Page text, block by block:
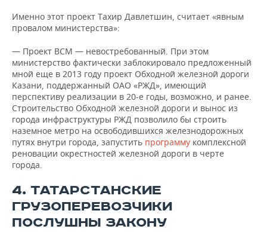
Именно этот проект Тахир Давлетшин, считает «явным
провалом министерства»:
— Проект ВСМ — невостребованный. При этом
министерство фактически заблокировало предложенный
мной еще в 2013 году проект Обходной железной дороги
Казани, поддержанный ОАО «РЖД», имеющий
перспективу реализации в 20-е годы, возможно, и ранее.
Строительство Обходной железной дороги и вынос из
города инфраструктуры РЖД позволило бы строить
наземное метро на освободившихся железнодорожных
путях внутри города, запустить программу комплексной
реновации окрестностей железной дороги в черте
города.
4. ТАТАРСТАНСКИЕ
ГРУЗОПЕРЕВОЗЧИКИ
ПОСЛУШНЫ ЗАКОНУ